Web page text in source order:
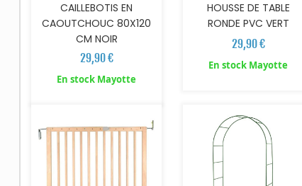
CAILLEBOTIS EN
CAOUTCHOUC 80X120
CM NOIR
29,90 €
En stock Mayotte
HOUSSE DE TABLE
RONDE PVC VERT
29,90 €
En stock Mayotte
AJOUTER AU PANIER AJOUTER AU PANIER